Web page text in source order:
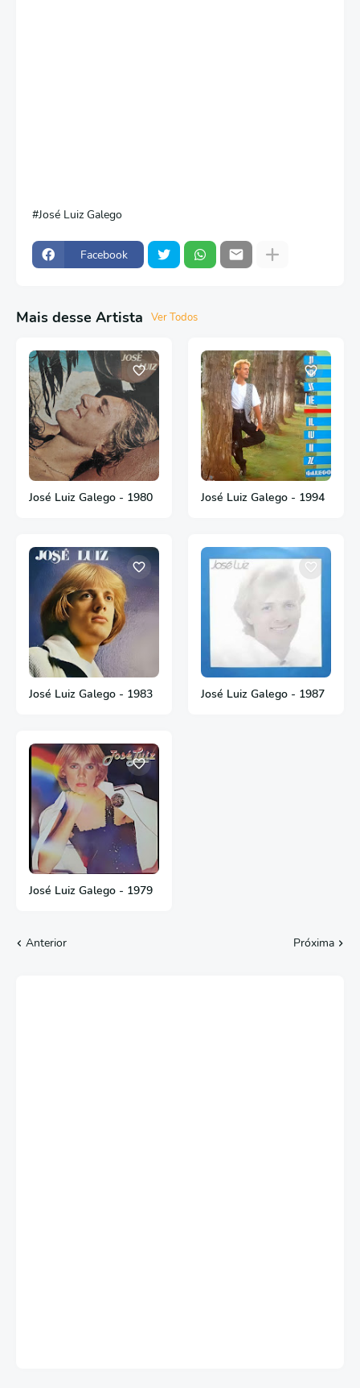
José Luiz Galego
Facebook
Mais desse Artista Ver Todos
José Luiz Galego - 1980 José Luiz Galego - 1994
José Luiz Galego - 1983 José Luiz Galego - 1987
José Luiz Galego - 1979
Anterior Próxima